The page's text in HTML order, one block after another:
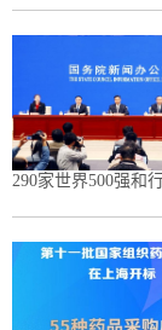
290家世界500强和